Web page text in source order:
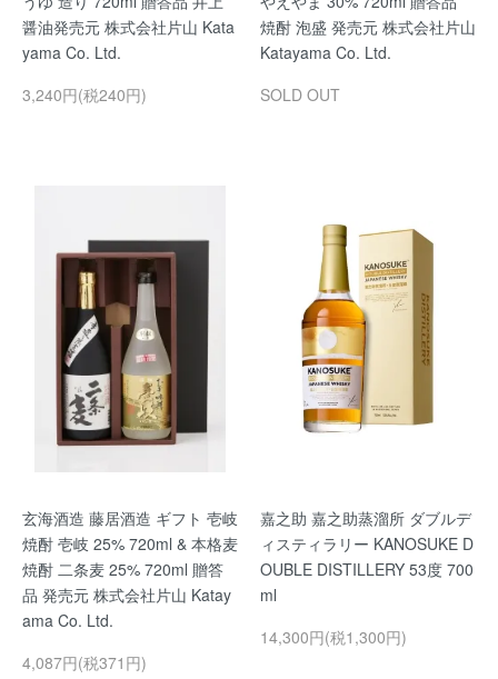
醤油発売元 株式会社片山 Kata
yama Co. Ltd.
3,240円(税240円)
焼酎 泡盛 発売元 株式会社片山
Katayama Co. Ltd.
SOLD OUT
玄海酒造 藤居酒造 ギフト 壱岐
焼酎 壱岐 25% 720ml & 本格麦
焼酎 二条麦 25% 720ml 贈答
品 発売元 株式会社片山 Katay
ama Co. Ltd.
4,087円(税371円)
嘉之助 嘉之助蒸溜所 ダブルデ
ィスティラリー KANOSUKE D
OUBLE DISTILLERY 53度 700
ml
14,300円(税1,300円)